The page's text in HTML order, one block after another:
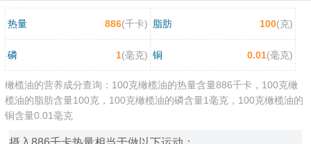
热量 886(千卡) 脂肪 100(克)
磷 1(毫克) 铜 0.01(毫克)
橄榄油的营养成分查询：100克橄榄油的热量含量886千卡，100克橄
榄油的脂肪含量100克，100克橄榄油的磷含量1毫克，100克橄榄油的
铜含量0.01毫克